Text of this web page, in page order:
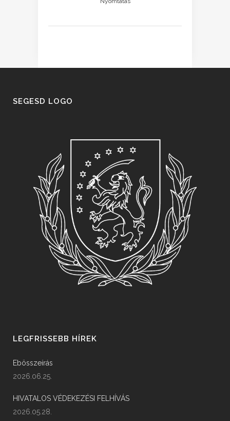
SEGESD LOGO
LEGFRISSEBB HÍREK
Ebösszeírás
2026.06.25.
HIVATALOS VÉDEKEZÉSI FELHÍVÁS
2026.05.28.